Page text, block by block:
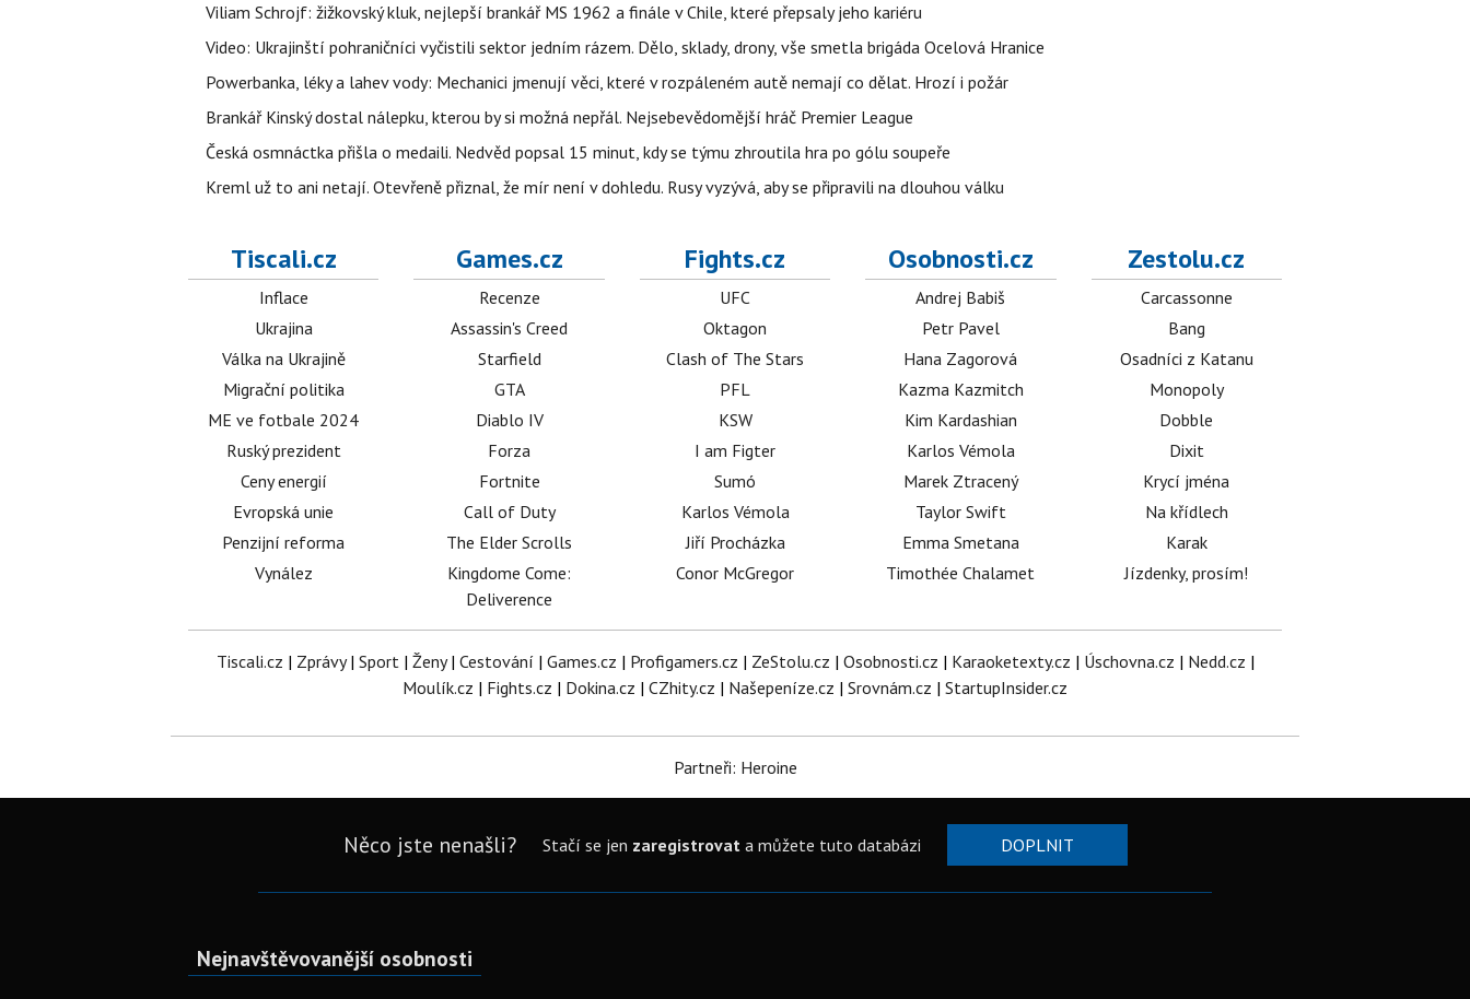
Viliam Schrojf: žižkovský kluk, nejlepší brankář MS 1962 a finále v Chile, které přepsaly jeho kariéru
Video: Ukrajinští pohraničníci vyčistili sektor jedním rázem. Dělo, sklady, drony, vše smetla brigáda Ocelová Hranice
Powerbanka, léky a lahev vody: Mechanici jmenují věci, které v rozpáleném autě nemají co dělat. Hrozí i požár
Brankář Kinský dostal nálepku, kterou by si možná nepřál. Nejsebevědomější hráč Premier League
Česká osmnáctka přišla o medaili. Nedvěd popsal 15 minut, kdy se týmu zhroutila hra po gólu soupeře
Kreml už to ani netají. Otevřeně přiznal, že mír není v dohledu. Rusy vyzývá, aby se připravili na dlouhou válku
Tiscali.cz
Inflace
Ukrajina
Válka na Ukrajině
Migrační politika
ME ve fotbale 2024
Ruský prezident
Ceny energií
Evropská unie
Penzijní reforma
Vynález
Games.cz
Recenze
Assassin's Creed
Starfield
GTA
Diablo IV
Forza
Fortnite
Call of Duty
The Elder Scrolls
Kingdome Come:
Deliverence
Fights.cz
UFC
Oktagon
Clash of The Stars
PFL
KSW
I am Figter
Sumó
Karlos Vémola
Jiří Procházka
Conor McGregor
Osobnosti.cz
Andrej Babiš
Petr Pavel
Hana Zagorová
Kazma Kazmitch
Kim Kardashian
Karlos Vémola
Marek Ztracený
Taylor Swift
Emma Smetana
Timothée Chalamet
Zestolu.cz
Carcassonne
Bang
Osadníci z Katanu
Monopoly
Dobble
Dixit
Krycí jména
Na křídlech
Karak
Jízdenky, prosím!
Tiscali.cz | Zprávy| Sport| Ženy| Cestování | Games.cz | Profigamers.cz | ZeStolu.cz | Osobnosti.cz | Karaoketexty.cz | Úschovna.cz | Nedd.cz |
Moulík.cz | Fights.cz | Dokina.cz | CZhity.cz | Našepeníze.cz | Srovnám.cz | StartupInsider.cz
Partneři: Heroine
Něco jste nenašli? Stačí se jen zaregistrovata můžete tuto databázi DOPLNIT
Nejnavštěvovanější osobnosti